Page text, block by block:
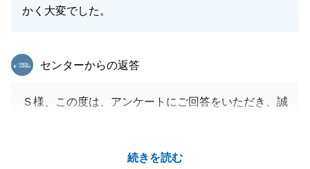
かく大変でした。
続きを読む
東急リバブル
センターからの返答
Ｓ様、この度は、アンケートにご回答をいただき、誠